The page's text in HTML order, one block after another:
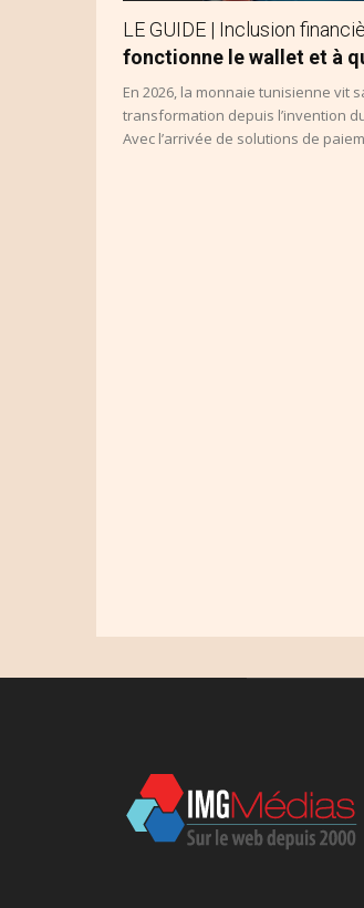
LE GUIDE | Inclusion
fonctionne le wallet et à
En 2026, la monnaie tunisienne vit
transformation depuis l’invention
Avec l’arrivée de solutions de